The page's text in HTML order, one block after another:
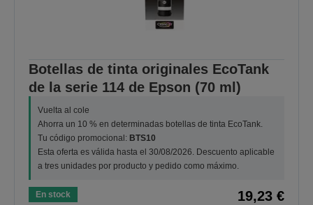
Botellas de tinta originales EcoTank
de la serie 114 de Epson (70 ml)
Vuelta al cole
Ahorra un 10 % en determinadas botellas de tinta EcoTank.
Tu código promocional: BTS10
Esta oferta es válida hasta el 30/08/2026. Descuento aplicable
a tres unidades por producto y pedido como máximo.
En stock 19,23 €